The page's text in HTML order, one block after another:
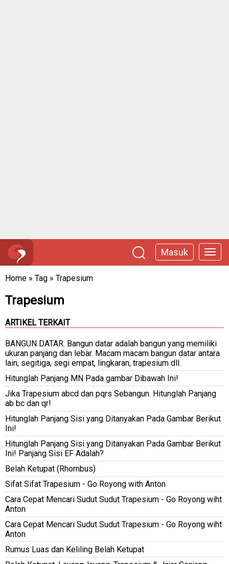
Masuk
Home » Tag » Trapesium
Trapesium
ARTIKEL TERKAIT
BANGUN DATAR. Bangun datar adalah bangun yang memiliki
ukuran panjang dan lebar. Macam macam bangun datar antara
lain, segitiga, segi empat, lingkaran, trapesium dll.
Hitunglah Panjang MN Pada gambar Dibawah Ini!
Jika Trapesium abcd dan pqrs Sebangun. Hitunglah Panjang
ab bc dan qr!
Hitunglah Panjang Sisi yang Ditanyakan Pada Gambar Berikut
Ini!
Hitunglah Panjang Sisi yang Ditanyakan Pada Gambar Berikut
Ini! Panjang Sisi EF Adalah?
Belah Ketupat (Rhombus)
Sifat Sifat Trapesium - Go Royong with Anton
Cara Cepat Mencari Sudut Sudut Trapesium - Go Royong wiht
Anton
Cara Cepat Mencari Sudut Sudut Trapesium - Go Royong wiht
Anton
Rumus Luas dan Keliling Belah Ketupat